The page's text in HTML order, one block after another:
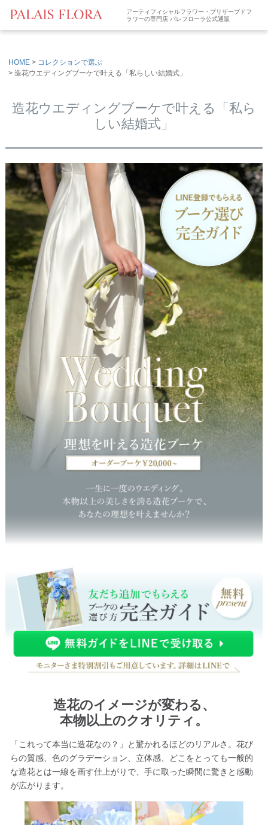
アーティフィシャルフラワー・プリザーブドフ
ラワーの専門店 パレフローラ公式通販
HOME
コレクションで選ぶ
造花ウエディングブーケで叶える「私らしい結婚式」
造花ウエディングブーケで叶える「私ら
しい結婚式」
造花のイメージが変わる、
本物以上のクオリティ。
「これって本当に造花なの？」と驚かれるほどのリアルさ。花び
らの質感、色のグラデーション、立体感、どこをとっても一般的
な造花とは一線を画す仕上がりで、手に取った瞬間に驚きと感動
が広がります。